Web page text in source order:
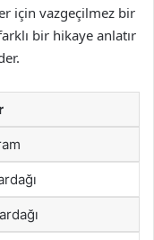
için vazgeçilmez bir
bir hikaye anlatır